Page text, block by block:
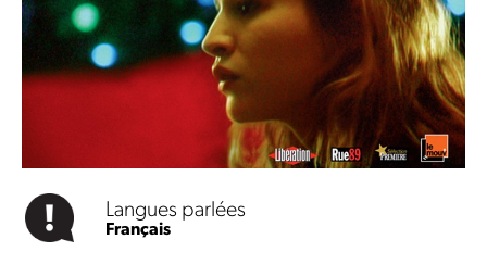
Langues parlées
Français